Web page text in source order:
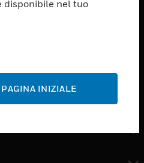
disponibile nel tuo
INIZIALE